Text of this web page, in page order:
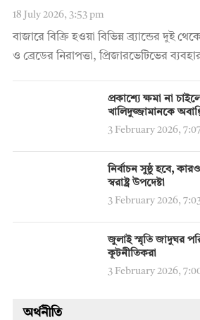
18 July 2026, 3:53 pm
বাজারে বিক্রি হওয়া বিভিন্ন ব্র্যান্ডের দুই
ও ব্রেডের নিরাপত্তা, প্রিজারভেটিভের
প্রকাশ্যে ক্ষমা না
খালিদুজ্জামানকে
3 February 2026,
নির্বাচন সুষ্ঠু হবে,
স্বরাষ্ট্র উপদেষ্টা
3 February 2026,
জুলাই স্মৃতি জাদুঘর
কূটনীতিকরা
3 February 2026,
অর্থনীতি